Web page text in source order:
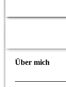
Über mich